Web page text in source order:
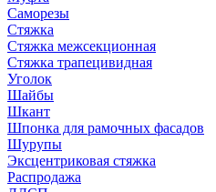
Саморезы
Стяжка
Стяжка межсекционная
Стяжка трапецивидная
Уголок
Шайбы
Шкант
Шпонка для рамочных фасадов
Шурупы
Эксцентриковая стяжка
Распродажа